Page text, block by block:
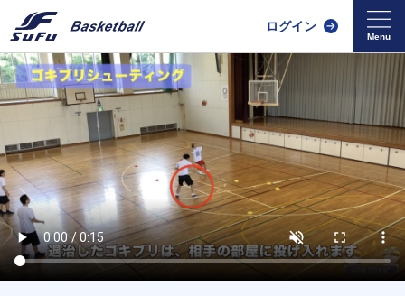
ログイン